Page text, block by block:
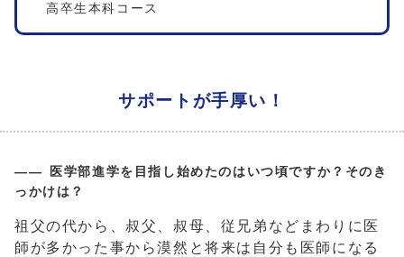
高卒生本科コース
サポートが手厚い！
医学部進学を目指し始めたのはいつ頃ですか？そのき
っかけは？
祖父の代から、叔父、叔母、従兄弟などまわりに医
師が多かった事から漠然と将来は自分も医師になる